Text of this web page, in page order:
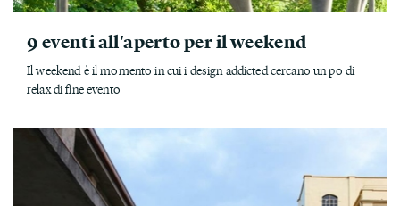
9 eventi all'aperto per il weekend
Il weekend è il momento in cui i design addicted cercano un po di
relax di fine evento